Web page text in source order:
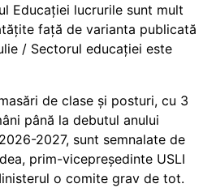
Educației lucrurile sunt mult
față de varianta publicată
/ Sectorul educației este
de clase și posturi, cu 3
până la debutul anului
2027, sunt semnalate de
prim-vicepreședinte USLI
o comite grav de tot.